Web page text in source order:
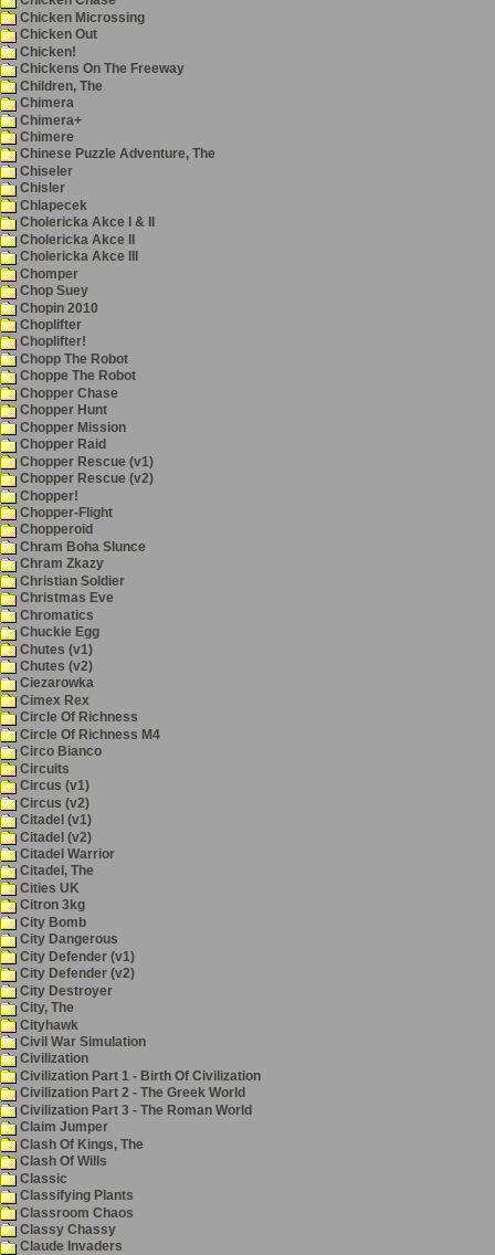
Chicken Microssing
Chicken Out
Chicken!
Chickens On The Freeway
Children, The
Chimera
Chimera+
Chimere
Chinese Puzzle Adventure, The
Chiseler
Chisler
Chlapecek
Cholericka Akce I & II
Cholericka Akce II
Cholericka Akce III
Chomper
Chop Suey
Chopin 2010
Choplifter
Choplifter!
Chopp The Robot
Choppe The Robot
Chopper Chase
Chopper Hunt
Chopper Mission
Chopper Raid
Chopper Rescue (v1)
Chopper Rescue (v2)
Chopper!
Chopper-Flight
Chopperoid
Chram Boha Slunce
Chram Zkazy
Christian Soldier
Christmas Eve
Chromatics
Chuckie Egg
Chutes (v1)
Chutes (v2)
Ciezarowka
Cimex Rex
Circle Of Richness
Circle Of Richness M4
Circo Bianco
Circuits
Circus (v1)
Circus (v2)
Citadel (v1)
Citadel (v2)
Citadel Warrior
Citadel, The
Cities UK
Citron 3kg
City Bomb
City Dangerous
City Defender (v1)
City Defender (v2)
City Destroyer
City, The
Cityhawk
Civil War Simulation
Civilization
Civilization Part 1 - Birth Of Civilization
Civilization Part 2 - The Greek World
Civilization Part 3 - The Roman World
Claim Jumper
Clash Of Kings, The
Clash Of Wills
Classic
Classifying Plants
Classroom Chaos
Classy Chassy
Claude Invaders